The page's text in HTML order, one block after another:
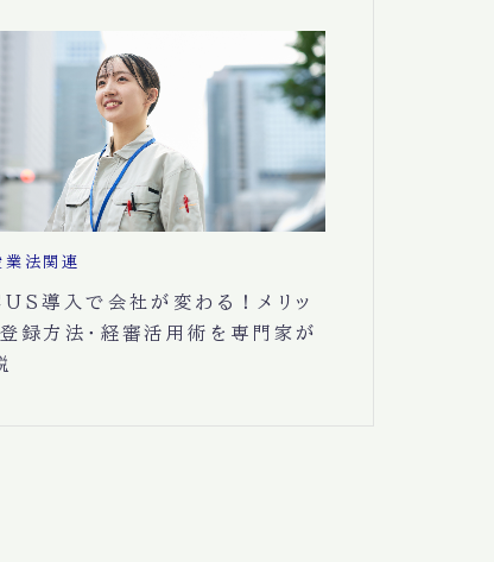
業法関連
導入で会社が変わる！メリッ
登録方法・経審活用術を専門家が